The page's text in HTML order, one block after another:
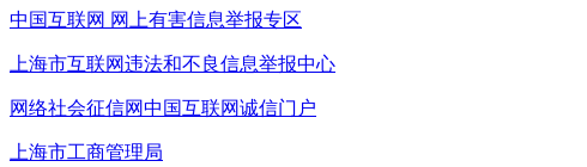
中国互联网 网上有害信息举报专区
上海市互联网违法和不良信息举报中心
网络社会征信网中国互联网诚信门户
上海市工商管理局